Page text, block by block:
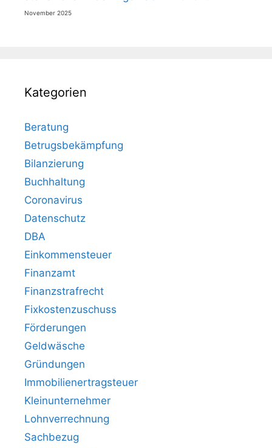
November 2025
Kategorien
Beratung
Betrugsbekämpfung
Bilanzierung
Buchhaltung
Coronavirus
Datenschutz
DBA
Einkommensteuer
Finanzamt
Finanzstrafrecht
Fixkostenzuschuss
Förderungen
Geldwäsche
Gründungen
Immobilienertragsteuer
Kleinunternehmer
Lohnverrechnung
Sachbezug